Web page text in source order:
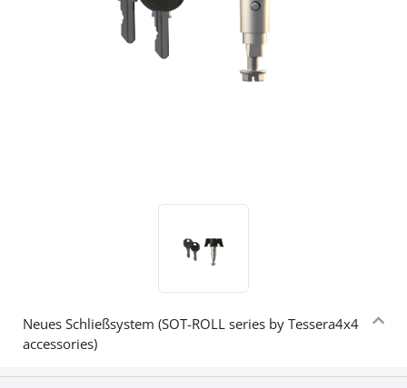
Neues Schließsystem (SOT-ROLL series by Tessera4x4
accessories)